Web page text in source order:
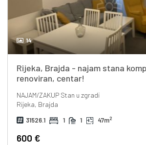
14
Rijeka, Brajda - najam stana
renoviran, centar!
NAJAM/ZAKUPStan u zgradi
Rijeka, Brajda
31526.1 1 1 47m2
600 €